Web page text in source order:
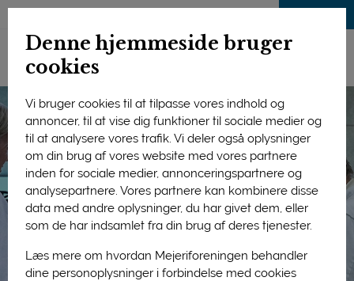
Denne hjemmeside bruger
cookies
Vi bruger cookies til at tilpasse vores indhold og
annoncer, til at vise dig funktioner til sociale medier og
til at analysere vores trafik. Vi deler også oplysninger
om din brug af vores website med vores partnere
inden for sociale medier, annonceringspartnere og
analysepartnere. Vores partnere kan kombinere disse
data med andre oplysninger, du har givet dem, eller
som de har indsamlet fra din brug af deres tjenester.
Læs mere om hvordan Mejeriforeningen behandler
dine personoplysninger i forbindelse med cookies